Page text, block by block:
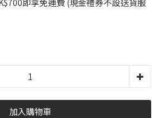
即享免運費 (現金禮券不設送貨服
加入購物車